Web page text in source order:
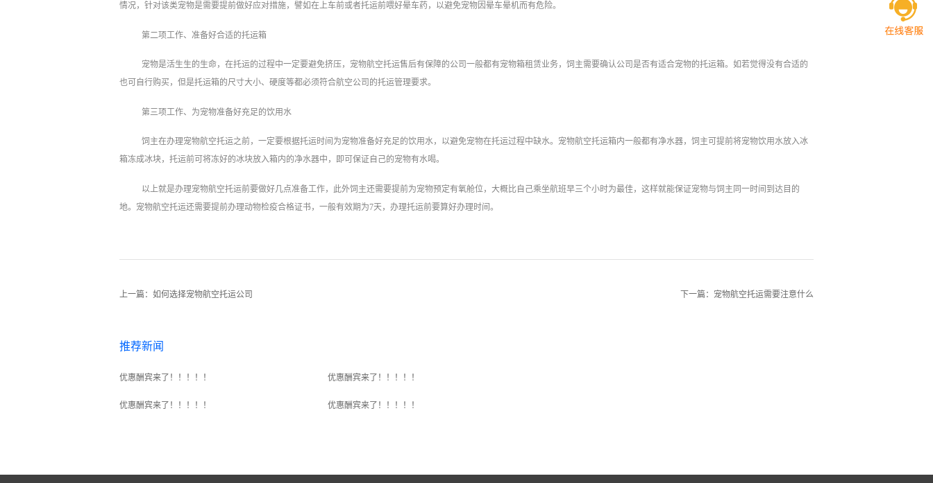
情况，针对该类宠物是需要提前做好应对措施，譬如在上车前或者托运前喂好晕车药，以避免宠物因晕车晕机而有危险。
第二项工作、准备好合适的托运箱
宠物是活生生的生命，在托运的过程中一定要避免挤压，宠物航空托运售后有保障的公司一般都有宠物箱租赁业务，饲主需要确认公司是否有适合宠物的托运箱。如若觉得没有合适的
也可自行购买，但是托运箱的尺寸大小、硬度等都必须符合航空公司的托运管理要求。
第三项工作、为宠物准备好充足的饮用水
饲主在办理宠物航空托运之前，一定要根据托运时间为宠物准备好充足的饮用水，以避免宠物在托运过程中缺水。宠物航空托运箱内一般都有净水器，饲主可提前将宠物饮用水放入冰
箱冻成冰块，托运前可将冻好的冰块放入箱内的净水器中，即可保证自己的宠物有水喝。
以上就是办理宠物航空托运前要做好几点准备工作，此外饲主还需要提前为宠物预定有氧舱位，大概比自己乘坐航班早三个小时为最佳，这样就能保证宠物与饲主同一时间到达目的
地。宠物航空托运还需要提前办理动物检疫合格证书，一般有效期为7天，办理托运前要算好办理时间。
上一篇： 如何选择宠物航空托运公司 下一篇： 宠物航空托运需要注意什么
推荐新闻
优惠酬宾来了！！！！！ 优惠酬宾来了！！！！！
优惠酬宾来了！！！！！ 优惠酬宾来了！！！！！